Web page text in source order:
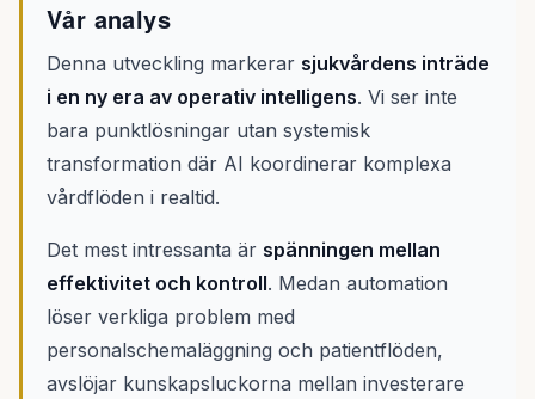
Vår analys
Denna utveckling markerar sjukvårdens inträde
i en ny era av operativ intelligens. Vi ser inte
bara punktlösningar utan systemisk
transformation där AI koordinerar komplexa
vårdflöden i realtid.
Det mest intressanta är spänningen mellan
effektivitet och kontroll. Medan automation
löser verkliga problem med
personalschemaläggning och patientflöden,
avslöjar kunskapsluckorna mellan investerare